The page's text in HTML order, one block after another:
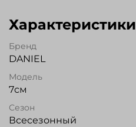
Характеристики
Бренд
DANIEL
Модель
7см
Сезон
Всесезонный